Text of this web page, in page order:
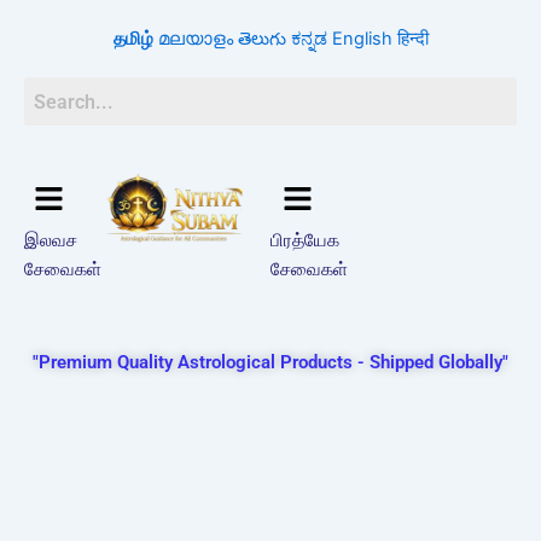
தமிழ் മലയാളം తెలుగు ಕನ್ನಡ English हिन्दी
இலவச
சேவைகள்
பிரத்யேக
சேவைகள்
"Premium Quality Astrological Products - Shipped Globally"